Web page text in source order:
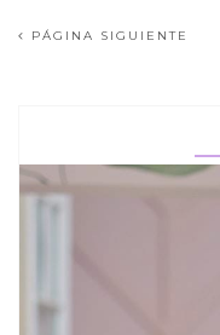
PÁGINA SIGUIENTE